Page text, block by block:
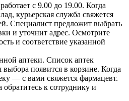
с 9.00 до 19.00. Когда
курьерская служба свяжется
Специалист предложит выбрать
и уточнит адрес. Осмотрите
и соответствие указанной
аптеки. Список аптек
появится в корзине. Когда
— с вами свяжется фармацевт.
обратитесь к сотруднику и